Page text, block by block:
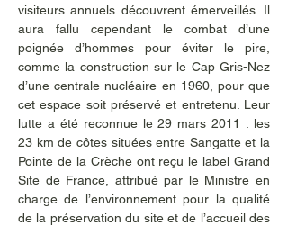
visiteurs annuels découvrent émerveillés. Il
aura fallu cependant le combat d’une
poignée d’hommes pour éviter le pire,
comme la construction sur le Cap Gris-Nez
d’une centrale nucléaire en 1960, pour que
cet espace soit préservé et entretenu. Leur
lutte a été reconnue le 29 mars 2011 : les
23 km de côtes situées entre Sangatte et la
Pointe de la Crèche ont reçu le label Grand
Site de France, attribué par le Ministre en
charge de l’environnement pour la qualité
de la préservation du site et de l’accueil des